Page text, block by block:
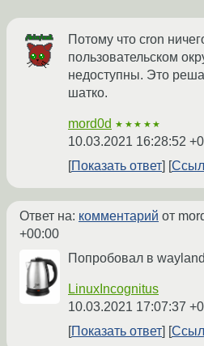
Потому что cron
пользовательском
недоступны. Это
шатко.
mord0d ★★★★★
10.03.2021 16:28:52
Показать ответ
Ответ на: комментарий от
+00:00
Попробовал в
LinuxIncognitus
10.03.2021 17:07:37
Показать ответ